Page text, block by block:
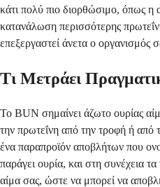
κάτι πολύ πιο διορθώσιμο, όπως
κατανάλωση περισσότερης
επεξεργαστεί άνετα ο οργανισμός
Τι Μετράει
Το BUN σημαίνει άζωτο ουρίας
την πρωτεΐνη από την τροφή ή από
ένα παραπροϊόν αποβλήτων που
παράγει ουρία, και στη συνέχεια
αίμα σας, ώστε να μπορεί να